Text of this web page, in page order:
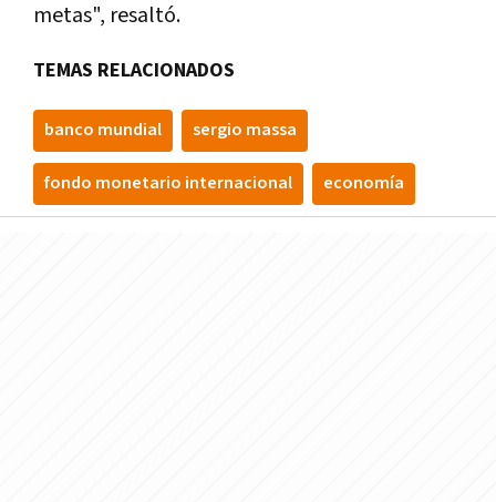
metas", resaltó.
TEMAS RELACIONADOS
banco mundial sergio massa
fondo monetario internacional economía